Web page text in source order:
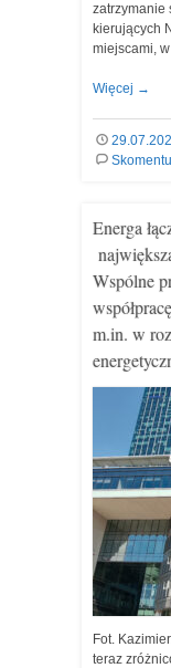
zatrzymanie
kierujących
miejscami,
Więcej →
Energa
Wspólne
m.in. w
Fot.
teraz